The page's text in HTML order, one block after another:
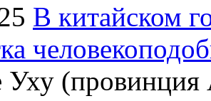
В китайском
Уху